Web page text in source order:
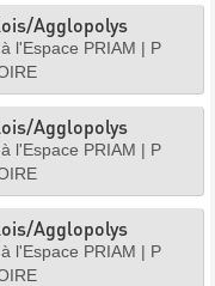
Agglopolys
l'Espace PRIAM | P
Agglopolys
l'Espace PRIAM | P
Agglopolys
l'Espace PRIAM | P